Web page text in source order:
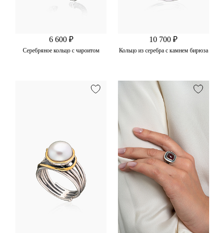
6 600 ₽
Cеребряное кольцо с чароитом
10 700 ₽
Кольцо из серебра с камнем бирюза